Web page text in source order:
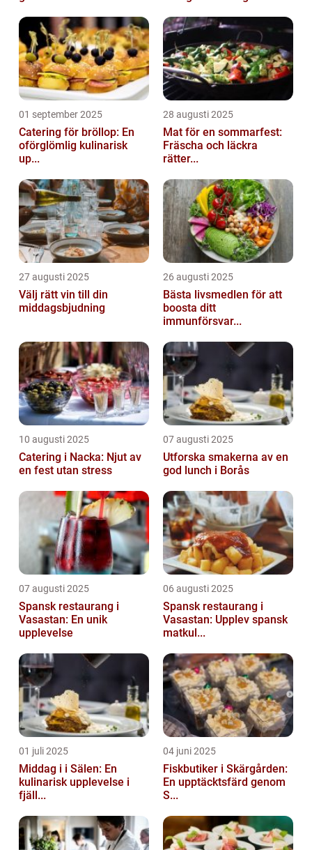
01 september 2025
Catering för bröllop: En
oförglömlig kulinarisk
up...
28 augusti 2025
Mat för en sommarfest:
Fräscha och läckra
rätter...
27 augusti 2025
Välj rätt vin till din
middagsbjudning
26 augusti 2025
Bästa livsmedlen för att
boosta ditt
immunförsvar...
10 augusti 2025
Catering i Nacka: Njut av
en fest utan stress
07 augusti 2025
Utforska smakerna av en
god lunch i Borås
07 augusti 2025
Spansk restaurang i
Vasastan: En unik
upplevelse
06 augusti 2025
Spansk restaurang i
Vasastan: Upplev spansk
matkul...
01 juli 2025
Middag i i Sälen: En
kulinarisk upplevelse i
fjäll...
04 juni 2025
Fiskbutiker i Skärgården:
En upptäcktsfärd genom
S...